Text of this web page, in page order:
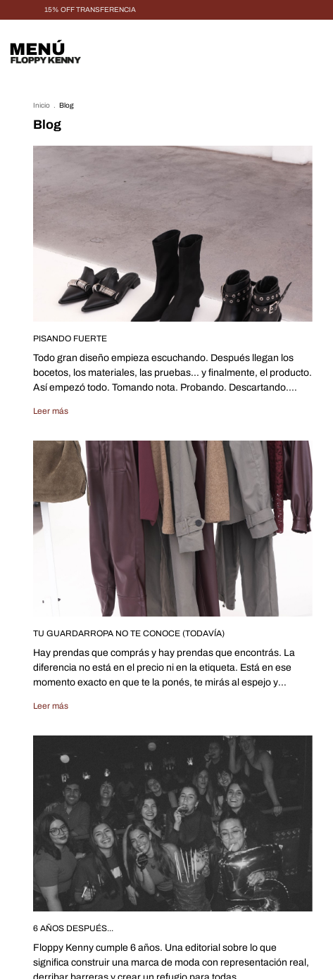
15% OFF TRANSFERENCIA
MENÚ
Inicio Blog
Blog
PISANDO FUERTE
Todo gran diseño empieza escuchando. Después llegan los
bocetos, los materiales, las pruebas... y finalmente, el producto.
Así empezó todo. Tomando nota. Probando. Descartando.
y desarrollo, por fin podemos compartir esta nueva etapa con
colección nueva. Es un proyecto que nació de escucharlas.
Leer más
TU GUARDARROPA NO TE CONOCE (TODAVÍA)
Hay prendas que comprás y hay prendas que encontrás. La
diferencia no está en el precio ni en la etiqueta. Está en ese
momento exacto en que te la ponés, te mirás al espejo y
Leer más
6 AÑOS DESPUÉS...
Floppy Kenny cumple 6 años. Una editorial sobre lo que
significa construir una marca de moda con representación real,